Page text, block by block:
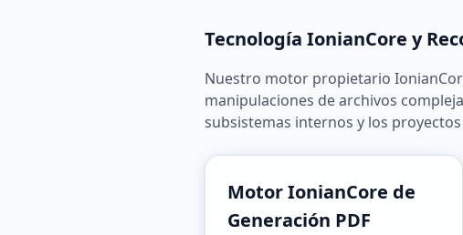
Tecnología IonianCore y
Nuestro motor propietario
manipulaciones de archivos
subsistemas internos y los
Motor IonianCore de
Generación PDF